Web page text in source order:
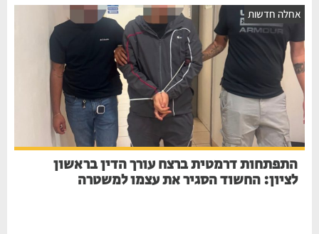
חדשות
התפתחות דרמטית ברצח עורך הדין בראשון
לציון: החשוד הסגיר את עצמו למשטרה